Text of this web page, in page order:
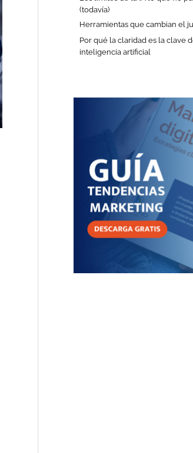
(todavía)
Herramientas que cambian el
Por qué la claridad es la clave
inteligencia artificial